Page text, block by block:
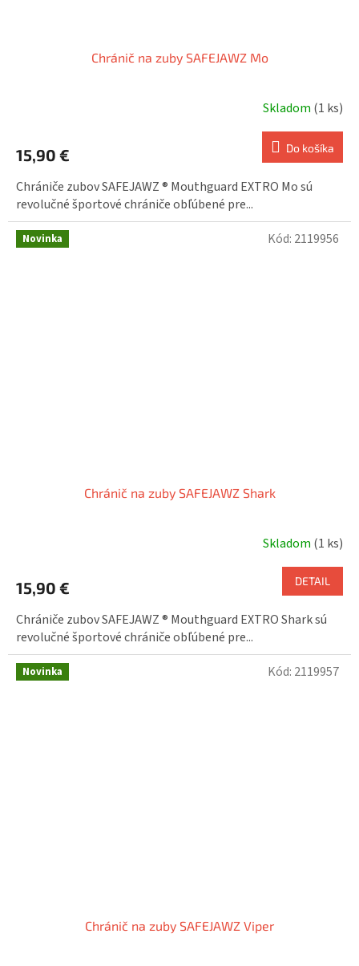
Chránič na zuby SAFEJAWZ Mo
Skladom (1 ks)
15,90 € Do košíka
Chrániče zubov SAFEJAWZ ® Mouthguard EXTRO Mo sú
revolučné športové chrániče obľúbené pre...
Novinka
Chránič na zuby SAFEJAWZ Shark
Skladom (1 ks)
15,90 € DETAIL
Chrániče zubov SAFEJAWZ ® Mouthguard EXTRO Shark sú
revolučné športové chrániče obľúbené pre...
Kód: 2119956
Novinka
Chránič na zuby SAFEJAWZ Viper
Kód: 2119957